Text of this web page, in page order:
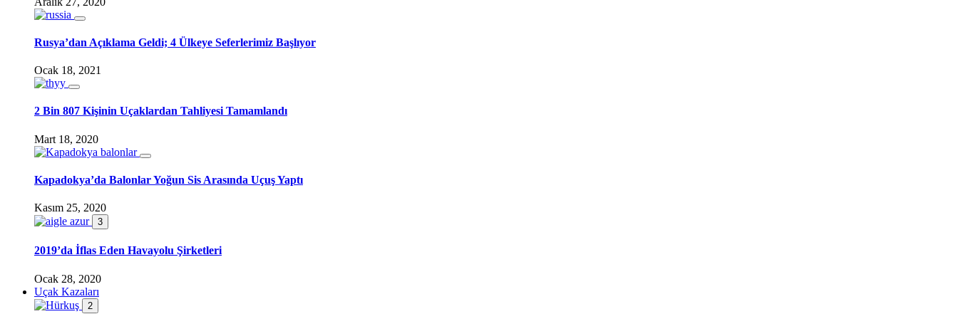
Rusya’dan Açıklama Geldi; 4 Ülkeye Seferlerimiz Başlıyor
Ocak 18, 2021
2 Bin 807 Kişinin Uçaklardan Tahliyesi Tamamlandı
Mart 18, 2020
Kapadokya’da Balonlar Yoğun Sis Arasında Uçuş Yaptı
Kasım 25, 2020
3
2019’da İflas Eden Havayolu Şirketleri
Ocak 28, 2020
Uçak Kazaları
2